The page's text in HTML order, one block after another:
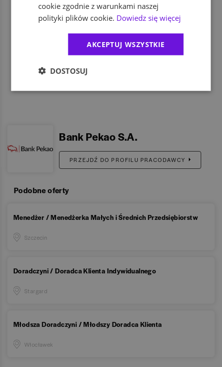
dofinansowanie wypoczynku
program rekomendacji pracowników
Bank Pekao S.A.
PRZEJDŹ DO PROFILU PRACODAWCY
Podobne oferty
Menedżer / Menedżerka Małych i Średnich Przedsiębiorstw
Szczecin
Doradczyni / Doradca Klienta Indywidualnego
Stargard
Młodsza Doradczyni / Młodszy Doradca Klienta
Włocławek
cookie zgodnie z warunkami naszej
polityki plików cookie. Dowiedz się więcej
AKCEPTUJ WSZYSTKIE
DOSTOSUJ